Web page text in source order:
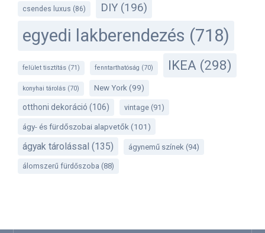
csendes luxus (86) DIY (196)
egyedi lakberendezés (718)
felület tisztítás (71) fenntarthatóság (70) IKEA (298)
konyhai tárolás (70) New York (99)
otthoni dekoráció (106) vintage (91)
ágy- és fürdőszobai alapvetők (101)
ágyak tárolással (135) ágynemű színek (94)
álomszerű fürdőszoba (88)